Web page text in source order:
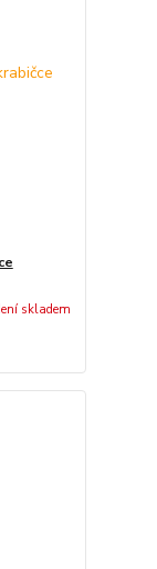
skladem